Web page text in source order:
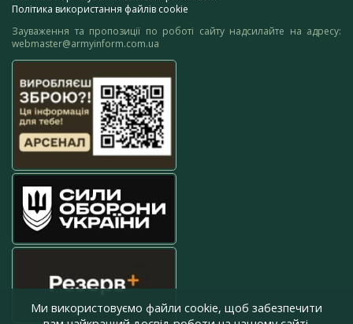
Політика використання файлів cookie
Зауваження та пропозиції по роботі сайту надсилайте на адресу:
webmaster@armyinform.com.ua
Ми використовуємо файли cookie, щоб забезпечити